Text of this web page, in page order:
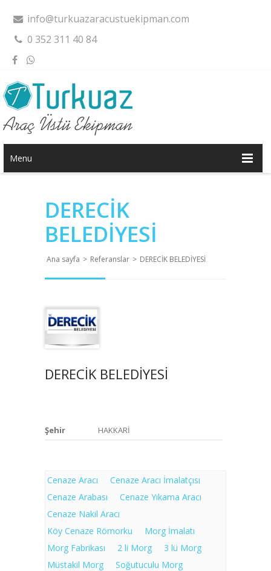
info@turkuazaracustuekipman.com
0 352 311 40 84
Menu
DERECİK
BELEDİYESİ
Ana sayfa > Referanslar > DERECİK BELEDİYESİ
DERECİK BELEDİYESİ
Şehir HAKKARİ
Cenaze Aracı
Cenaze Aracı İmalatçısı
Cenaze Arabası
Cenaze Yıkama Aracı
Cenaze Nakil Aracı
Köy Cenaze Römorku
Morg İmalatı
Morg Fabrikası
2 li Morg
3 lü Morg
Müstakil Morg
Soğutuculu Morg